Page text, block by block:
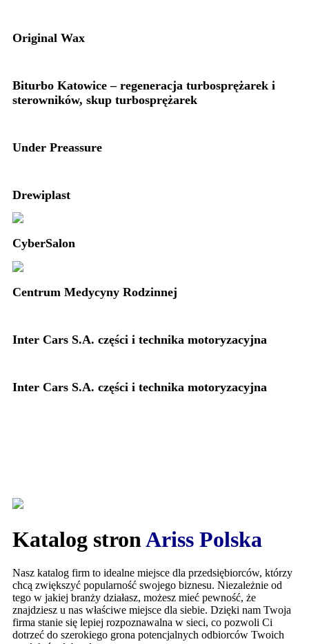
Original Wax
Biturbo Katowice – regeneracja turbosprężarek i
sterowników, skup turbosprężarek
Under Preassure
Drewiplast
CyberSalon
Centrum Medycyny Rodzinnej
Inter Cars S.A. części i technika motoryzacyjna
Inter Cars S.A. części i technika motoryzacyjna
Katalog stronAriss Polska
Nasz katalog firm to idealne miejsce dla przedsiębiorców, którzy
chcą zwiększyć popularność swojego biznesu. Niezależnie od
tego w jakiej branży działasz, możesz mieć pewność, że
znajdziesz u nas właściwe miejsce dla siebie. Dzięki nam Twoja
firma stanie się lepiej rozpoznawalna w sieci, co pozwoli Ci
dotrzeć do szerokiego grona potencjalnych odbiorców Twoich